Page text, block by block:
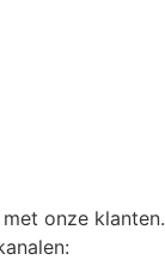
onze klanten.